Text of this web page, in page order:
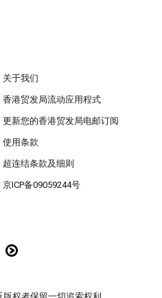
关于我们
香港贸发局流动应用程式
更新您的香港贸发局电邮订阅
使用条款
超连结条款及细则
京ICP备09059244号